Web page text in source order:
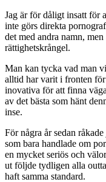
Jag är för dåligt insatt för
inte görs direkta
det med andra namn,
rättighetskrångel.
Man kan tycka vad man
alltid har varit i fronten för
inovativa för att finna
av det bästa som hänt
inse.
För några år sedan
som bara handlade om
en mycket seriös och
ut följde tydligen alla
haft samma standard.